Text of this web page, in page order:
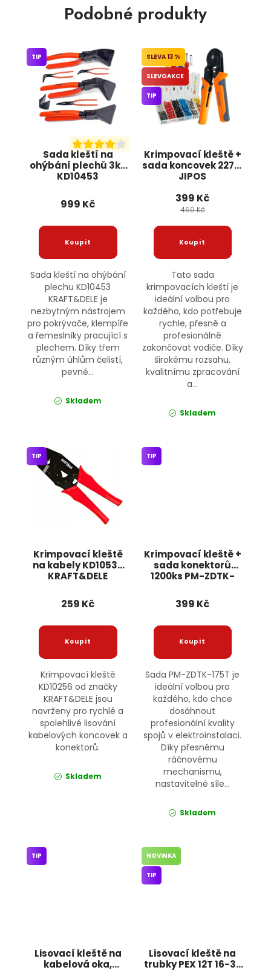
Podobné produkty
Sada kleští na
ohýbání plechů 3ks
KD10453
TIP
999 Kč
Sada kleští na ohýbání
plechu KD10453
KRAFT&DELE je
nezbytným nástrojem
pro pokrývače, klempíře
a řemeslníky pracující s
plechem. Díky třem
různým úhlům čelistí,
pevné...
Skladem
Krimpovací kleště +
sada koncovek 22717
JIPOS
13 %
SLEVOAKCE
TIP
399 Kč
459 Kč
Tato sada
krimpovacích kleští je
ideální volbou pro
každého, kdo potřebuje
rychle, přesně a
profesionálně
zakončovat vodiče. Díky
širokému rozsahu,
kvalitnímu zpracování
a...
Skladem
Krimpovací kleště
na kabely KD10536
KRAFT&DELE
TIP
259 Kč
Krimpovací kleště
KD10256 od značky
KRAFT&DELE jsou
navrženy pro rychlé a
spolehlivé lisování
kabelových koncovek a
konektorů.
Skladem
Krimpovací kleště +
sada konektorů
1200ks PM-ZDTK-
TIP
399 Kč
Sada PM-ZDTK-175T je
ideální volbou pro
každého, kdo chce
dosáhnout
profesionální kvality
spojů v elektroinstalaci.
Díky přesnému
ráčnovému
mechanismu,
nastavitelné síle...
Skladem
Lisovací kleště na
kabelová oka,
TIP
Lisovací kleště na
trubky PEX 12T 16-32
NOVINKA
TIP